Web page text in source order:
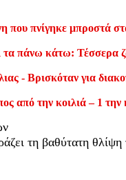
πνίγηκε μπροστά
πάνω κάτω: Τέσσερα
- Βρισκόταν για
από την κοιλιά – 1 την
τη βαθύτατη θλίψη